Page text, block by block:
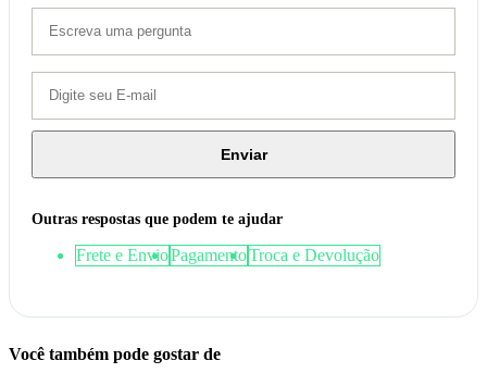
Enviar
Outras respostas que podem te ajudar
Frete e EnvioPagamentoTroca e Devolução
Você também pode gostar de